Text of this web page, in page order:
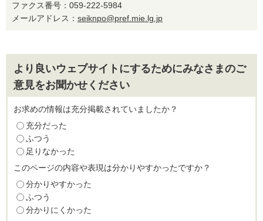
ファクス番号：059-222-5984
メールアドレス： seiknpo@pref.mie.lg.jp
より良いウェブサイトにするためにみなさまのご
意見をお聞かせください
お求めの情報は充分掲載されていましたか？
充分だった
ふつう
足りなかった
このページの内容や表現は分かりやすかったですか？
分かりやすかった
ふつう
分かりにくかった